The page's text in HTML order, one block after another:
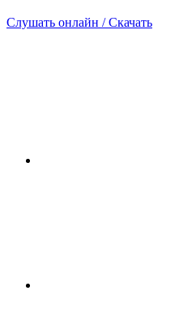
Слушать онлайн / Скачать